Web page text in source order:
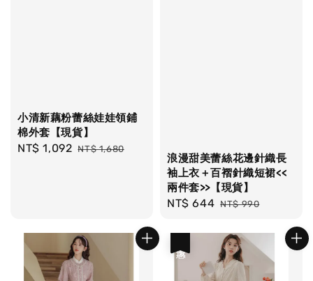
小清新藕粉蕾絲娃娃領鋪
棉外套【現貨】
Sale
NT$ 1,092 Regular
NT$ 1,680
浪漫甜美蕾絲花邊針織長
袖上衣＋百褶針織短裙<<
兩件套>>【現貨】
Sale
NT$ 644 Regular
NT$ 990